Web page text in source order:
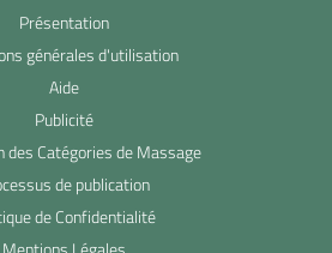
Présentation
générales d'utilisation
Aide
Publicité
des Catégories de Massage
de publication
de Confidentialité